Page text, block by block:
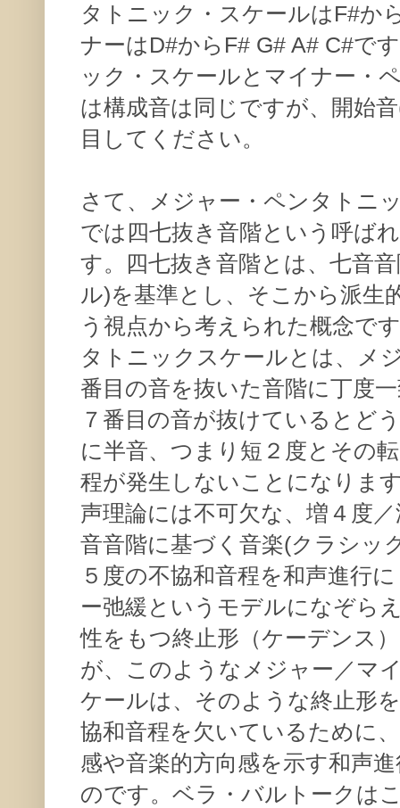
タトニック・スケールはF#か
ナーはD#からF# G# A# C#で
ック・スケールとマイナー・
は構成音は同じですが、開始
目してください。
さて、メジャー・ペンタトニ
では四七抜き音階という呼ば
す。四七抜き音階とは、七音
ル)を基準とし、そこから派生
う視点から考えられた概念で
タトニックスケールとは、メ
番目の音を抜いた音階に丁度
７番目の音が抜けているとど
に半音、つまり短２度とその
程が発生しないことになりま
声理論には不可欠な、増４度
音音階に基づく音楽(クラシッ
５度の不協和音程を和声進行
ー弛緩というモデルになぞら
性をもつ終止形（ケーデンス
が、このようなメジャー／マ
ケールは、そのような終止形
協和音程を欠いているために
感や音楽的方向感を示す和声
のです。ベラ・バルトークは